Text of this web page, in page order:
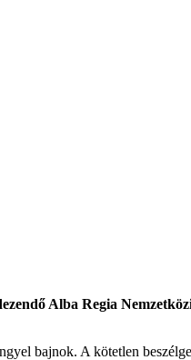
Alba Regia
bajnok. A kötetlen